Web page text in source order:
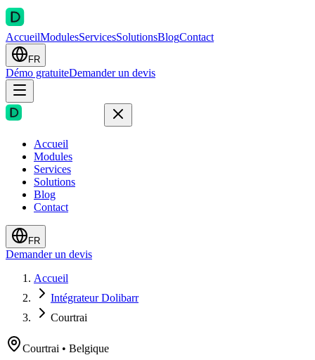
AccueilModulesServicesSolutionsBlogContact
FR
Démo gratuiteDemander un devis
Accueil
Modules
Services
Solutions
Blog
Contact
FR
Demander un devis
Accueil
Intégrateur Dolibarr
Courtrai
Courtrai • Belgique